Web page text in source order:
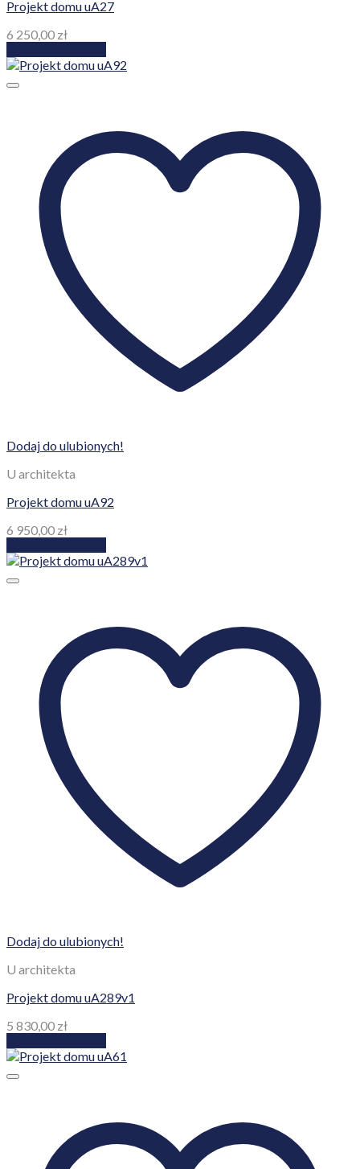
Projekt domu uA27
6 250,00 zł
Dodaj do ulubionych!
U architekta
Projekt domu uA92
6 950,00 zł
Dodaj do ulubionych!
U architekta
Projekt domu uA289v1
5 830,00 zł